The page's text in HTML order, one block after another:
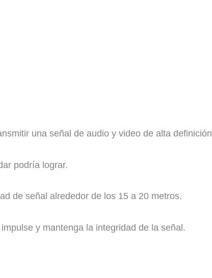
una señal de audio y video de alta definición
podría lograr.
de señal alrededor de los 15 a 20 metros.
y mantenga la integridad de la señal.